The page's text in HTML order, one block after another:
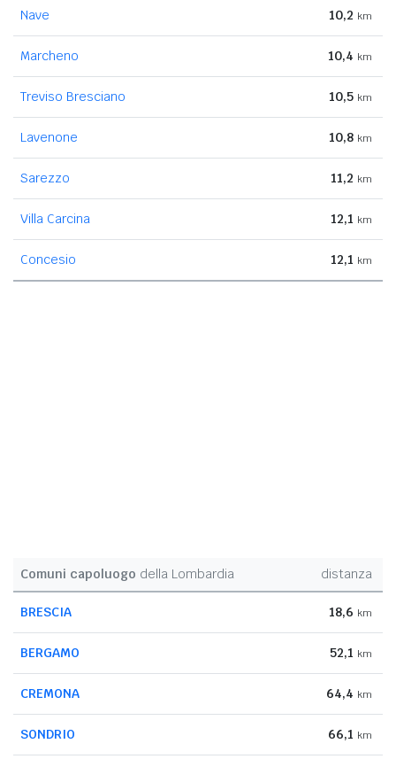
Nave 10,2 km
Marcheno 10,4 km
Treviso Bresciano 10,5 km
Lavenone 10,8 km
Sarezzo 11,2 km
Villa Carcina 12,1 km
Concesio 12,1 km
Comuni capoluogo della Lombardia distanza
BRESCIA 18,6 km
BERGAMO 52,1 km
CREMONA 64,4 km
SONDRIO 66,1 km